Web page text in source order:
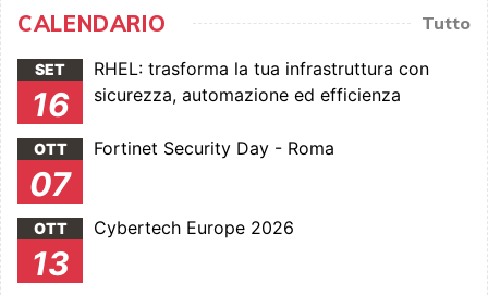
CALENDARIO Tutto
SET
16
RHEL: trasforma la tua infrastruttura con
sicurezza, automazione ed efficienza
OTT
07
Fortinet Security Day - Roma
OTT
13
Cybertech Europe 2026